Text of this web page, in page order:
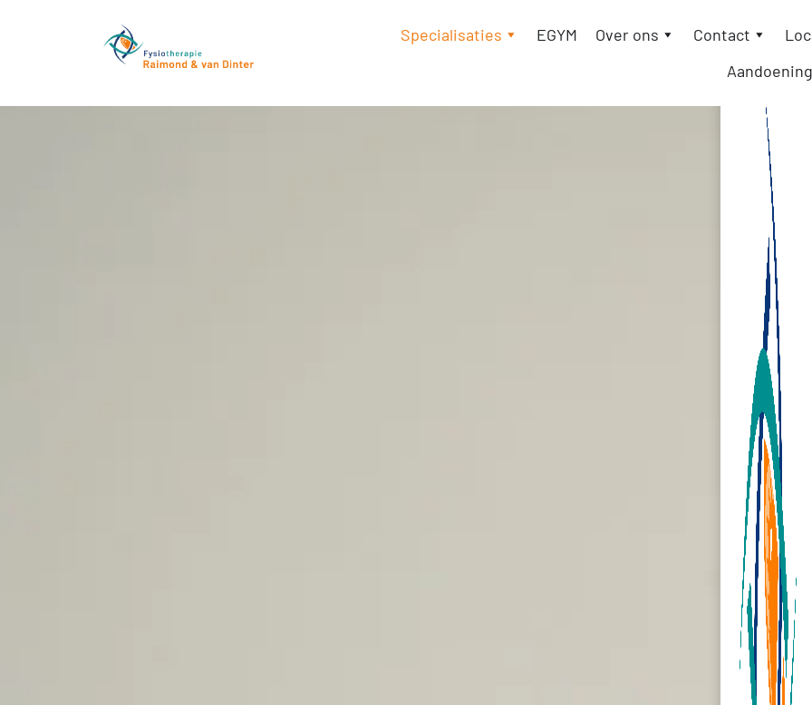
Specialisaties EGYM Over ons Contact